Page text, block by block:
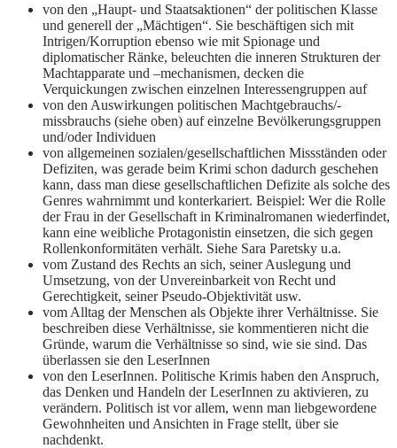
von den „Haupt- und Staatsaktionen“ der politischen Klasse
und generell der „Mächtigen“. Sie beschäftigen sich mit
Intrigen/Korruption ebenso wie mit Spionage und
diplomatischer Ränke, beleuchten die inneren Strukturen der
Machtapparate und –mechanismen, decken die
Verquickungen zwischen einzelnen Interessengruppen auf
von den Auswirkungen politischen Machtgebrauchs/-
missbrauchs (siehe oben) auf einzelne Bevölkerungsgruppen
und/oder Individuen
von allgemeinen sozialen/gesellschaftlichen Missständen oder
Defiziten, was gerade beim Krimi schon dadurch geschehen
kann, dass man diese gesellschaftlichen Defizite als solche des
Genres wahrnimmt und konterkariert. Beispiel: Wer die Rolle
der Frau in der Gesellschaft in Kriminalromanen wiederfindet,
kann eine weibliche Protagonistin einsetzen, die sich gegen
Rollenkonformitäten verhält. Siehe Sara Paretsky u.a.
vom Zustand des Rechts an sich, seiner Auslegung und
Umsetzung, von der Unvereinbarkeit von Recht und
Gerechtigkeit, seiner Pseudo-Objektivität usw.
vom Alltag der Menschen als Objekte ihrer Verhältnisse. Sie
beschreiben diese Verhältnisse, sie kommentieren nicht die
Gründe, warum die Verhältnisse so sind, wie sie sind. Das
überlassen sie den LeserInnen
von den LeserInnen. Politische Krimis haben den Anspruch,
das Denken und Handeln der LeserInnen zu aktivieren, zu
verändern. Politisch ist vor allem, wenn man liebgewordene
Gewohnheiten und Ansichten in Frage stellt, über sie
nachdenkt.